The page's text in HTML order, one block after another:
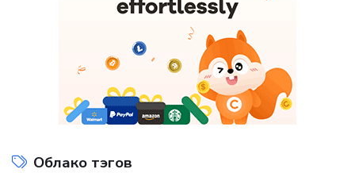
Облако тэгов